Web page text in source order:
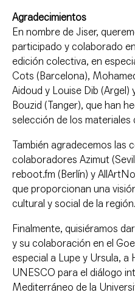
Agradecimientos
En nombre de Jiser,
participado y colaborado
edición colectiva, en
Cots (Barcelona),
Aidoud y Louise Dib
Bouzid (Tanger), que han
selección de los
También agradecemos las
colaboradores Azimut
reboot.fm (Berlín) y
que proporcionan una
cultural y social de la región.
Finalmente, quisiéramos
y su colaboración en el
especial a Lupe y Ursula, a
UNESCO para el diálogo
Mediterráneo de la